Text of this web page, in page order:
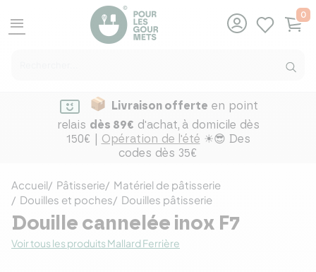
menu
0
Livraison offerte en point
relais dès 89€ d'achat, à domicile dès
150€ | Opération de l'été ☀😎 Des
codes dès 35€
Accueil Pâtisserie
Matériel de pâtisserie
Douilles et poches
Douilles pâtisserie
Douille cannelée inox F7
Voir tous les produits Mallard Ferrière